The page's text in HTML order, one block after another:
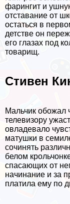
фарингит и
отставание от
остаться в
детстве он
его глазах под
товарищ.
Стивен
Мальчик обожал
телевизору
овладевало
матушки в
сочинять
белом
спасающих от
начинание и за
платила ему по